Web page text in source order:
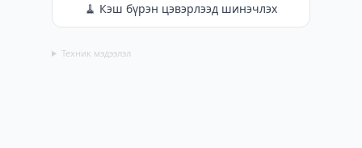
🧹 Кэш бүрэн цэвэрлээд шинэчлэх
Техник мэдээлэл